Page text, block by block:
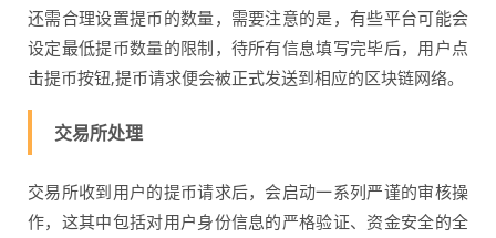
还需合理设置提币的数量，需要注意的是，有些平台可能会
设定最低提币数量的限制，待所有信息填写完毕后，用户点
击提币按钮,提币请求便会被正式发送到相应的区块链网络。
交易所处理
交易所收到用户的提币请求后，会启动一系列严谨的审核操
作，这其中包括对用户身份信息的严格验证、资金安全的全